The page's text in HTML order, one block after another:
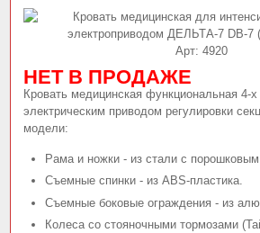
Арт: 4920
НЕТ В ПРОДАЖЕ
Кровать медицинская функциональная 4-
электрическим приводом регулировки
модели:
Рама и ножки - из стали с
Съемные спинки - из ABS-пластика.
Съемные боковые ограждения - из
Колеса со стояночными тормозами